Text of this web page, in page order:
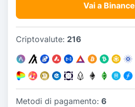
Vai a Binance
Criptovalute: 216
Metodi di pagamento: 6